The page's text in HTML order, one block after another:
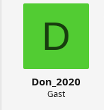
s
t
a
D
Don_2020
Gast